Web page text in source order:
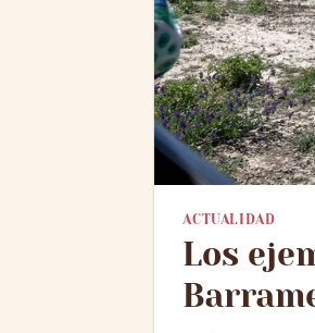
ACTUALIDAD
Los